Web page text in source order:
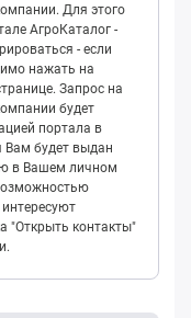
Для этого
АгроКаталог -
- если
нажать на
Запрос на
будет
портала в
Вам будет выдан
в Вашем личном
"Открыть контакты"